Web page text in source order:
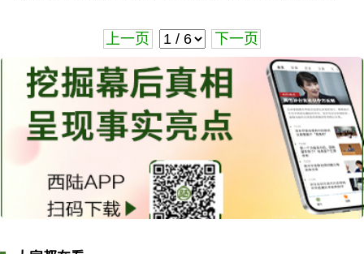
上一页 下一页